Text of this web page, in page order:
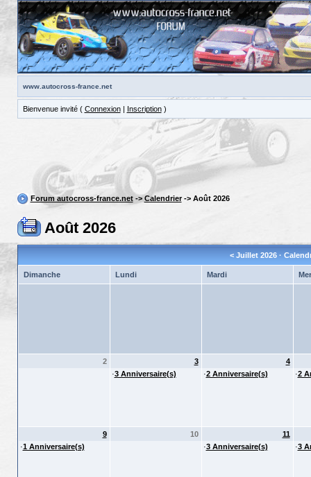
www.autocross-france.net
Bienvenue invité ( Connexion| Inscription)
Forum autocross-france.net-> Calendrier-> Août 2026
Août 2026
< Juillet 2026·
Dimanche Lundi Mardi
2
3
·3 Anniversaire(s)
4
·2 Anniversaire(s) ·2
9
·1 Anniversaire(s)
10
11
·3 Anniversaire(s) ·3